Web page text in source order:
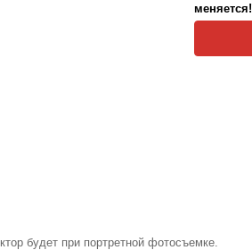
меняется!
будет при портретной фотосъемке.